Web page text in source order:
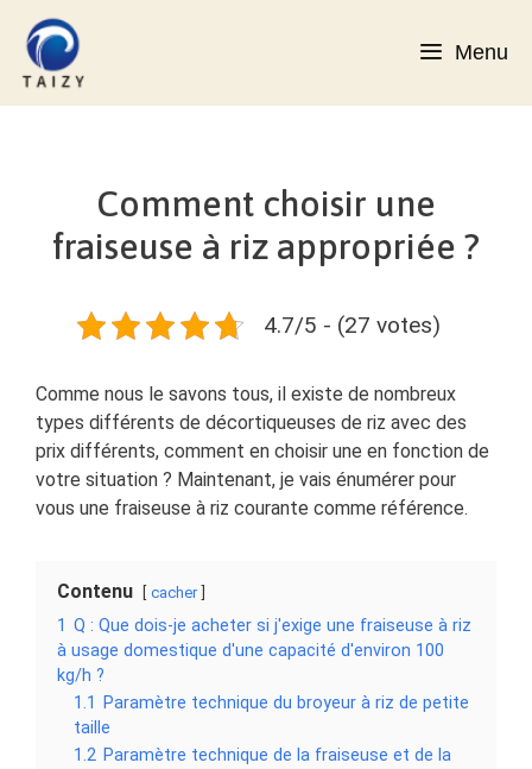
contenu
Menu
Comment choisir une
fraiseuse à riz appropriée ?
4.7/5 - (27 votes)
Comme nous le savons tous, il existe de nombreux
types différents de décortiqueuses de riz avec des
prix différents, comment en choisir une en fonction de
votre situation ? Maintenant, je vais énumérer pour
vous une fraiseuse à riz courante comme référence.
Contenu cacher
1 Q : Que dois-je acheter si j'exige une fraiseuse à riz
à usage domestique d'une capacité d'environ 100
kg/h ?
1.1
Paramètre technique du broyeur à riz de petite
taille
1.2 Paramètre technique de la fraiseuse et de la